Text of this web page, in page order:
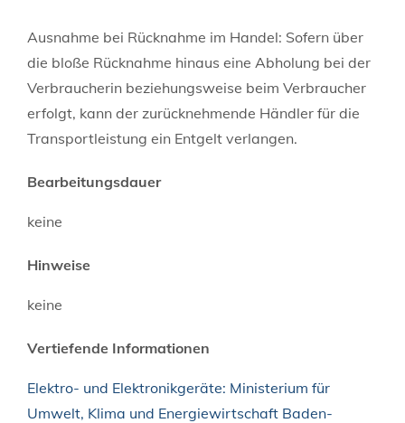
Ausnahme bei Rücknahme im Handel: Sofern über
die bloße Rücknahme hinaus eine Abholung bei der
Verbraucherin beziehungsweise beim Verbraucher
erfolgt, kann der zurücknehmende Händler für die
Transportleistung ein Entgelt verlangen.
Bearbeitungsdauer
keine
Hinweise
keine
Vertiefende Informationen
Elektro- und Elektronikgeräte: Ministerium für
Umwelt, Klima und Energiewirtschaft Baden-